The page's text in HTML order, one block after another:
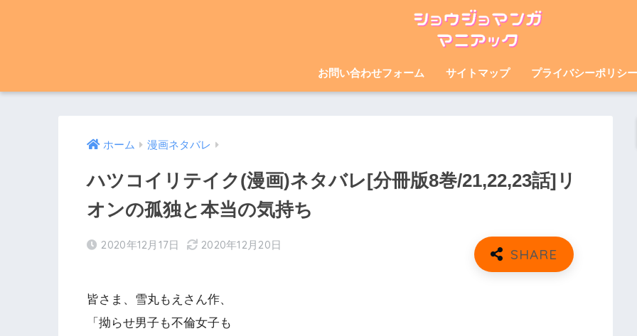
お問い合わせフォーム サイトマップ プライバシーポリシー
ホーム 漫画ネタバレ
ハツコイリテイク(漫画)ネタバレ[分冊版8巻/21,22,23話]リ
オンの孤独と本当の気持ち
2020年12月17日 2020年12月20日
皆さま、雪丸もえさん作、
「拗らせ男子も不倫女子も